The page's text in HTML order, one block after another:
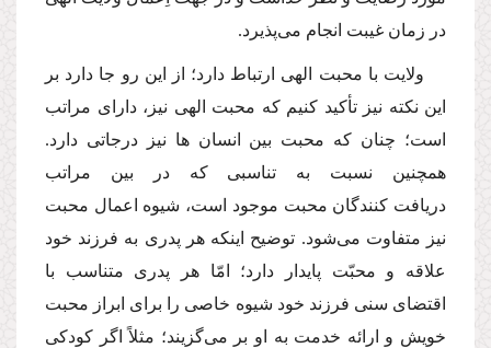
در زمان غیبت انجام مى‌پذیرد.
ولایت با محبت الهى ارتباط دارد؛ از این رو جا دارد بر
این نكته نیز تأكید كنیم كه محبت الهى نیز، داراى مراتب
است؛ چنان كه محبت بین انسان ها نیز درجاتى دارد.
همچنین نسبت به تناسبى كه در بین مراتب
دریافت كنندگان محبت موجود است، شیوه اعمال محبت
نیز متفاوت مى‌شود. توضیح اینكه هر پدرى به فرزند خود
علاقه و محبّت پایدار دارد؛ امّا هر پدرى متناسب با
اقتضاى سنى فرزند خود شیوه خاصى را براى ابراز محبت
خویش و ارائه خدمت به او بر مى‌گزیند؛ مثلاً اگر كودكى